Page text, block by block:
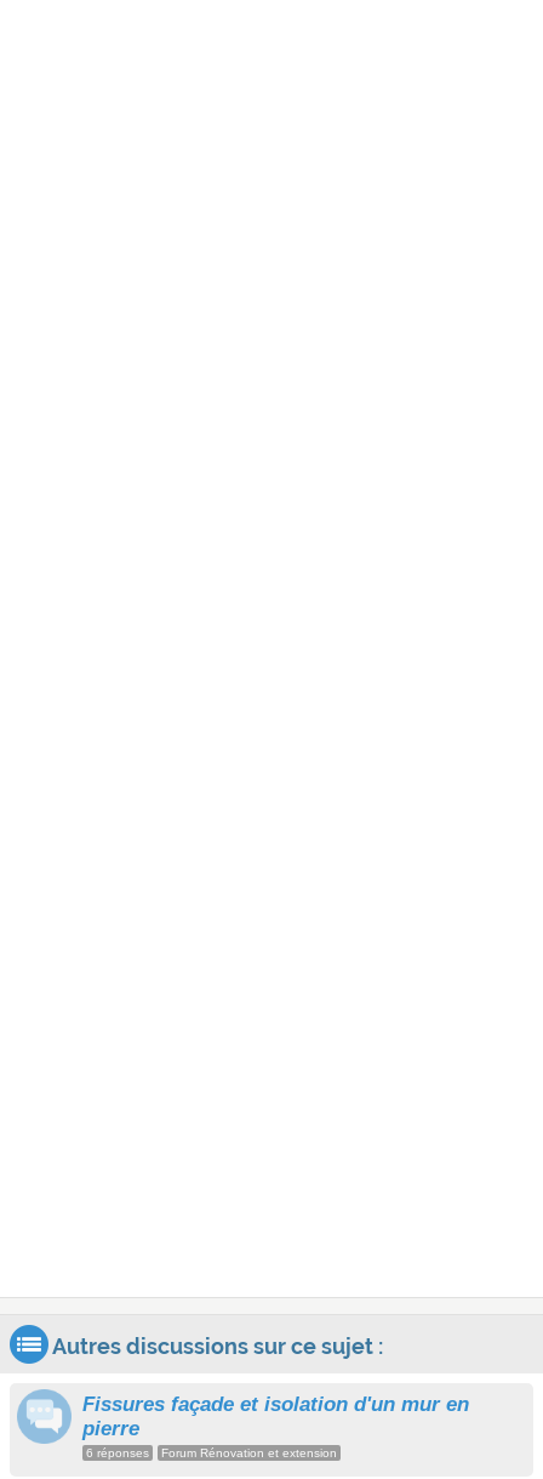
Autres discussions sur ce sujet :
Fissures façade et isolation d'un mur en
pierre
6 réponses Forum Rénovation et extension